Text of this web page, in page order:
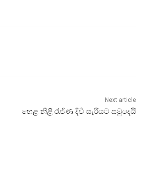
Next article
හෙළ නිළි රැජිණ දිවි සැරියට සමුදෙයි